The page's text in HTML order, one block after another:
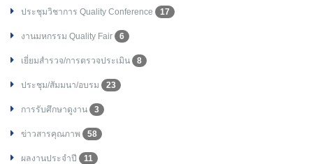
ประชุมวิชาการ Quality Conference 17
งานมหกรรม Quality Fair 6
เยี่ยมสำรวจ/การตรวจประเมิน 8
ประชุม/สัมมนา/อบรม 23
การรับศึกษาดูงาน 3
ข่าวสารคุณภาพ 58
ผลงานประจำปี 11